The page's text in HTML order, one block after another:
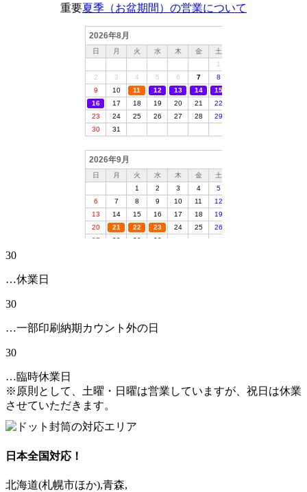
重要夏季（お盆期間）の営業について
30
…休業日
30
…一部印刷納期カウント外の日
30
…臨時休業日
※原則として、土曜・日曜は営業していますが、祝日は休業
させていただきます。
日本全国対応！
北海道(札幌市ほか),青森,